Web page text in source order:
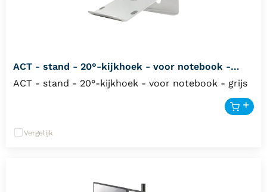
ACT - stand - 20°-kijkhoek - voor notebook -
ACT - stand - 20°-kijkhoek - voor notebook - grijs
Vergelijk